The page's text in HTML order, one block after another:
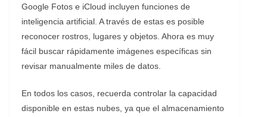
Google Fotos e iCloud incluyen funciones de
inteligencia artificial. A través de estas es posible
reconocer rostros, lugares y objetos. Ahora es muy
fácil buscar rápidamente imágenes específicas sin
revisar manualmente miles de datos.
En todos los casos, recuerda controlar la capacidad
disponible en estas nubes, ya que el almacenamiento